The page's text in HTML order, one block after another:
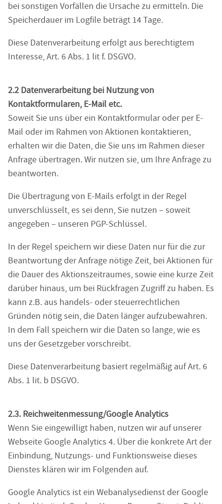
bei sonstigen Vorfällen die Ursache zu ermitteln. Die
Speicherdauer im Logfile beträgt 14 Tage.
Diese Datenverarbeitung erfolgt aus berechtigtem
Interesse, Art. 6 Abs. 1 lit f. DSGVO.
2.2 Datenverarbeitung bei Nutzung von
Kontaktformularen, E-Mail etc.
Soweit Sie uns über ein Kontaktformular oder per E-
Mail oder im Rahmen von Aktionen kontaktieren,
erhalten wir die Daten, die Sie uns im Rahmen dieser
Anfrage übertragen. Wir nutzen sie, um Ihre Anfrage zu
beantworten.
Die Übertragung von E-Mails erfolgt in der Regel
unverschlüsselt, es sei denn, Sie nutzen – soweit
angegeben – unseren PGP-Schlüssel.
In der Regel speichern wir diese Daten nur für die zur
Beantwortung der Anfrage nötige Zeit, bei Aktionen für
die Dauer des Aktionszeitraumes, sowie eine kurze Zeit
darüber hinaus, um bei Rückfragen Zugriff zu haben. Es
kann z.B. aus handels- oder steuerrechtlichen
Gründen nötig sein, die Daten länger aufzubewahren.
In dem Fall speichern wir die Daten so lange, wie es
uns der Gesetzgeber vorschreibt.
Diese Datenverarbeitung basiert regelmäßig auf Art. 6
Abs. 1 lit. b DSGVO.
2.3. Reichweitenmessung/Google Analytics
Wenn Sie eingewilligt haben, nutzen wir auf unserer
Webseite Google Analytics 4. Über die konkrete Art der
Einbindung, Nutzungs- und Funktionsweise dieses
Dienstes klären wir im Folgenden auf.
Google Analytics ist ein Webanalysedienst der Google